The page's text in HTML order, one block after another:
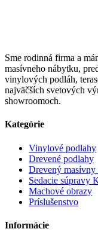
Sme rodinná firma a
masívneho nábytku,
vinylových podláh,
najväčších svetových
showroomoch.
Kategórie
Vinylové podlahy
Drevené podlahy
Drevený masívny
Sedacie súpravy
Machové obrazy
Príslušenstvo
Informácie